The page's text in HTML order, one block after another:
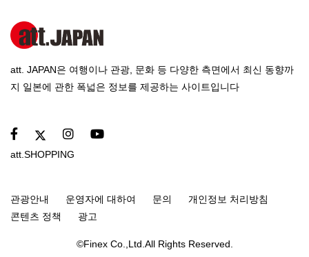
att. JAPAN은 여행이나 관광, 문화 등 다양한 측면에서 최신 동향까
지 일본에 관한 폭넓은 정보를 제공하는 사이트입니다
att.SHOPPING
관광안내 운영자에 대하여 문의
개인정보 처리방침
콘텐츠 정책
광고
©Finex Co.,Ltd.All Rights Reserved.